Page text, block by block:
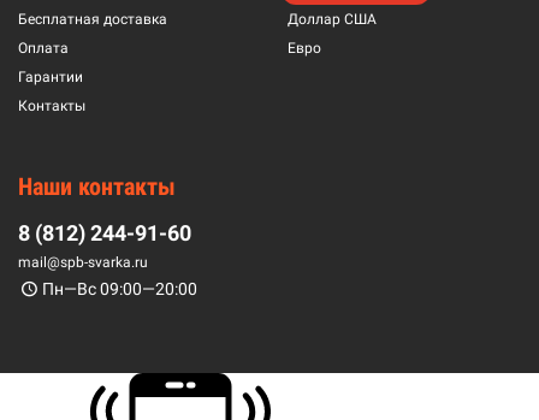
Бесплатная доставка
Оплата
Гарантии
Контакты
Доллар США
Евро
Наши контакты
8 (812) 244-91-60
mail@spb-svarka.ru
Пн—Вс 09:00—20:00